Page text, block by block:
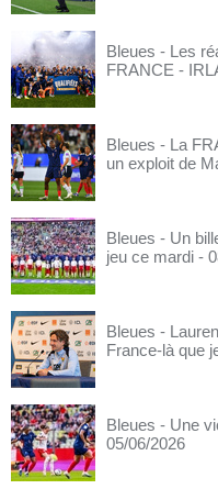
Bleues - Les
FRANCE -
Bleues - La
un exploit de
Bleues - Un
jeu ce mardi -
Bleues -
France-là que
Bleues - Une
05/06/2026